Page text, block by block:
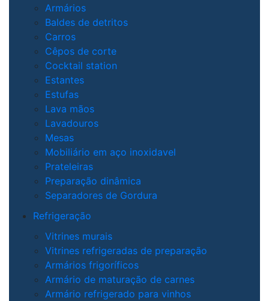
Armários
Baldes de detritos
Carros
Cêpos de corte
Cocktail station
Estantes
Estufas
Lava mãos
Lavadouros
Mesas
Mobiliário em aço inoxidavel
Prateleiras
Preparação dinâmica
Separadores de Gordura
Refrigeração
Vitrines murais
Vitrines refrigeradas de preparação
Armários frigoríficos
Armário de maturação de carnes
Armário refrigerado para vinhos